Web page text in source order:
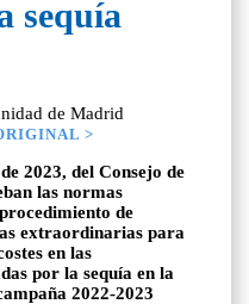
sequía
de Madrid
>
2023, del Consejo de
las normas
de
extraordinarias para
en las
por la sequía en la
2022-2023